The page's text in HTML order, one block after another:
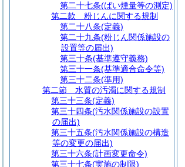
第二十七条(ばい煙量等の測定)
第二款
粉じんに関する規制
第二十八条(定義)
第二十九条(粉じん関係施設の
設置等の届出)
第三十条(基準遵守義務)
第三十一条(基準適合命令等)
第三十二条(準用)
第二節
水質の汚濁に関する規制
第三十三条(定義)
第三十四条(汚水関係施設の設置
の届出)
第三十五条(汚水関係施設の構造
等の変更の届出)
第三十六条(計画変更命令)
第三十七条(実施の制限)